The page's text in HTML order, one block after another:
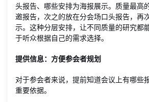
头报告、哪些安排为海报展示。质量最高
邀报告，次之的放在分会场口头报告，再
示。这种分层安排，让不同质量的研究都
于听众根据自己的需求选择。
提供信息：方便参会者规划
对于参会者来说，提前知道会议上有哪些
重要依据。